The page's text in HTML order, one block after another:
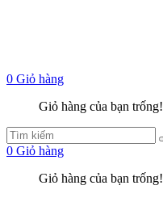
0 Giỏ hàng
Giỏ hàng của bạn trống!
0 Giỏ hàng
Giỏ hàng của bạn trống!